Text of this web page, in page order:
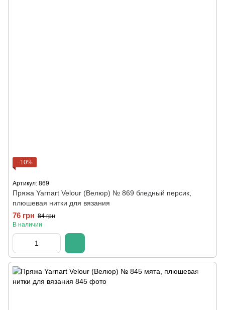
−10%
Артикул: 869
Пряжа Yarnart Velour (Велюр) № 869 бледный персик,
плюшевая нитки для вязания
76 грн 84 грн
В наличии